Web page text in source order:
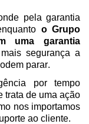
pela garantia
o Grupo
uma garantia
segurança a
parar.
por tempo
trata de uma ação
nos importamos
ao cliente.